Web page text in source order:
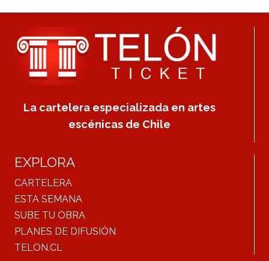
La cartelera especializada en artes
escénicas de Chile
EXPLORA
CARTELERA
ESTA SEMANA
SUBE TU OBRA
PLANES DE DIFUSIÓN
TELON.CL